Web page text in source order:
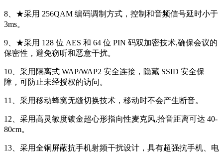
8、★采用 256QAM 编码调制方式，控制和音频信号延时小于
3ms。
9、★采用 128 位 AES 和 64 位 PIN 码双加密技术,确保会议的
保密性，避免窃听和恶意干扰。
10、采用隔离式 WAP/WAP2 安全连接，隐藏 SSID 安全保
障，可防止未经授权的访问。
11、采用移动蜂窝无缝切换技术，移动时不会产生断音。
12、采用高灵敏度镀金超心形指向性麦克风,拾音距离可达 40-
80cm。
13、采用全铜屏蔽抗手机射频干扰设计，具有超强抗手机、电